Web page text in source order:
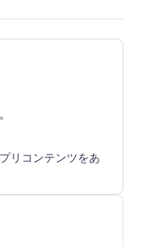
リコンテンツをあ